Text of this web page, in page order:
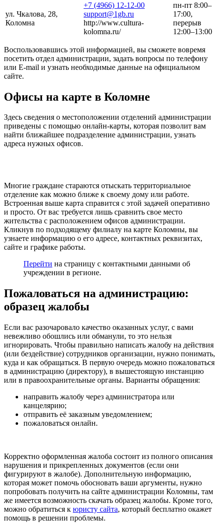
ул. Чкалова, 28,
Коломна
+7 (4966) 12-12-00
support@1gb.ru
http://www.cultura-
kolomna.ru/
пн-пт 8:00–
17:00,
перерыв
12:00–13:00
Воспользовавшись этой информацией, вы сможете вовремя
посетить отдел администрации, задать вопросы по телефону
или E-mail и узнать необходимые данные на официальном
сайте.
Офисы на карте в Коломне
Здесь сведения о местоположении отделений администрации
приведены с помощью онлайн-карты, которая позволит вам
найти ближайшее подразделение администрации, узнать
адреса нужных офисов.
Многие граждане стараются отыскать территориальное
отделение как можно ближе к своему дому или работе.
Встроенная выше карта справится с этой задачей оперативно
и просто. От вас требуется лишь сравнить свое место
жительства с расположением офисов администрации.
Кликнув по подходящему филиалу на карте Коломны, вы
узнаете информацию о его адресе, контактных реквизитах,
сайте и графике работы.
Перейти на страницу с контактными данными об
учреждении в регионе.
Пожаловаться на администрацию:
образец жалобы
Если вас разочаровало качество оказанных услуг, с вами
невежливо обошлись или обманули, то это нельзя
игнорировать. Чтобы правильно написать жалобу на действия
(или бездействие) сотрудников организации, нужно понимать,
куда и как обращаться. В первую очередь можно пожаловаться
в администрацию (директору), в вышестоящую инстанцию
или в правоохранительные органы. Варианты обращения:
направить жалобу через администратора или
канцелярию;
отправить её заказным уведомлением;
пожаловаться онлайн.
Корректно оформленная жалоба состоит из полного описания
нарушения и прикрепленных документов (если они
фигурируют в жалобе). Дополнительную информацию,
которая может помочь обосновать ваши аргументы, нужно
попробовать получить на сайте администрации Коломны, там
же имеется возможность скачать образец жалобы. Кроме того,
можно обратиться к юристу сайта, который бесплатно окажет
помощь в решении проблемы.